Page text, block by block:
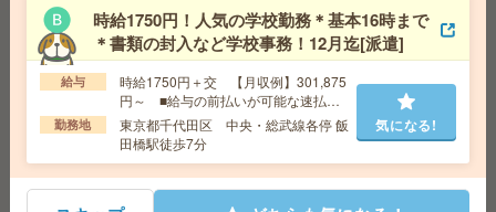
給 与 時給1,500円～1,875円
勤務地
【水戸市】水戸駅・赤塚駅・内原駅・東水戸
駅・常澄駅など勤務地多数！
気になる!
〈カンタン作業！〉スキマ時間にサクッと＊お菓子の仕
給 与 時給1,500円～1,875円
時給1750円！人気の学校勤務＊基本16時まで
＊書類の封入など学校事務！12月迄[派遣]
給与
時給1750円＋交 【月収例】301,875
円～ ■給与の前払いが可能な速払い
サービスあり
勤務地
東京都千代田区 中央・総武線各停 飯
田橋駅徒歩7分
気になる!